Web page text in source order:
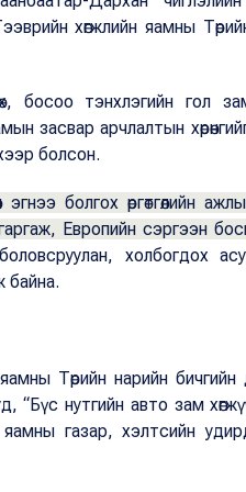
хөгжлийн яамны
босоо тэнхлэгийн гол
засвар арчлалтын
болсон.
болгох өргөтгөлийн
Европийн сэргээн
боловсруулан, холбогдох
байна.
Төрийн нарийн
“Бүс нутгийн авто зам
яамны газар, хэлтсийн